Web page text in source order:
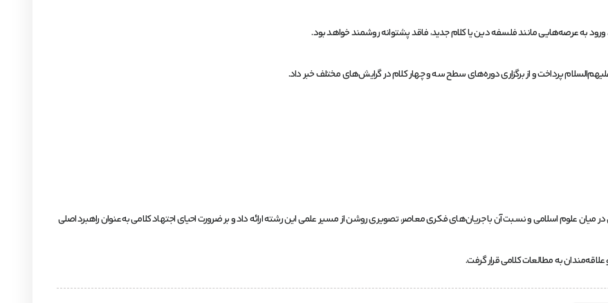
به عرصه‌هایی مانند فلسفه دین یا کلام جدید، فاقد پشتوانه روشمند خواهد بود.
پرداخت و از برگزاری دوره‌های سطح سه و چهار کلام در گرایش‌های مختلف خبر داد.
در میان علوم اسلامی و نسبت آن با جریان‌های فکری معاصر، تصویری روشن از مسیر علمی این رشته ارائه داد و بر ضرورت احیای اجتهاد کلامی به‌عنوان راهبرد اصلی
به مطالعات کلامی قرار گرفت.